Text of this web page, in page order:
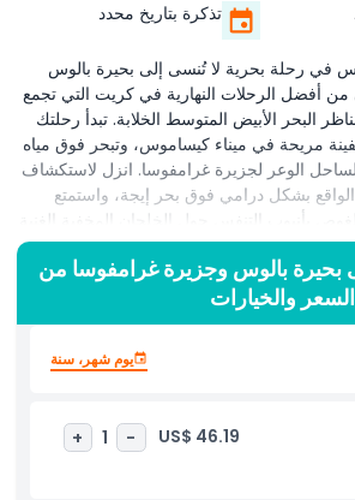
تذكرة بتاريخ محدد
في رحلة بحرية لا تُنسى إلى بحيرة بالوس
أفضل الرحلات النهارية في كريت التي تجمع
البحر الأبيض المتوسط الخلابة. تبدأ رحلتك
مريحة في ميناء كيساموس، وتبحر فوق مياه
الوعر لجزيرة غرامفوسا. انزل لاستكشاف
بشكل درامي فوق بحر إيجة، واستمتع
بأنبوب التنفس حول الخلجان المخفية الغنية
عند العودة إلى السفينة، انسل إلى بحيرة بالوس
الرملي الأبيض الناعم ومياهها الضحلة ذات
الدافئة والضحلة، التقط صوراً خلابة من
استرخ على السطح بينما تستمتع بتدرجات
الطبيعي. خلال جولة بحيرة بالوس البحرية،
المحلية، مما يضمن تجربة غامرة لزيارة
من كيساموس التعليقات الإرشادية، ومعدات
من التوقفات لالتقاط الصور. احجز الآن
البحر أيقونية في كريت — مزيج مثالي من
بحيرة بالوس وجزيرة غرامفوسا من
والخيارات
يوم شهر، سنة
US$ 46.19
-
1
+